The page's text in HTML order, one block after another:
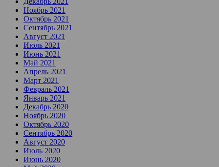
Ноябрь 2021
Октябрь 2021
Сентябрь 2021
Август 2021
Июль 2021
Июнь 2021
Май 2021
Апрель 2021
Март 2021
Февраль 2021
Январь 2021
Декабрь 2020
Ноябрь 2020
Октябрь 2020
Сентябрь 2020
Август 2020
Июль 2020
Июнь 2020